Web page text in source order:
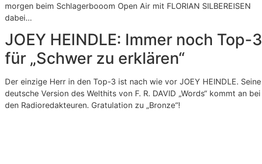
morgen beim Schlagerbooom Open Air mit FLORIAN SILBEREISEN
dabei…
JOEY HEINDLE: Immer noch Top-3
für „Schwer zu erklären“
Der einzige Herr in den Top-3 ist nach wie vor JOEY HEINDLE. Seine
deutsche Version des Welthits von F. R. DAVID „Words“ kommt an bei
den Radioredakteuren. Gratulation zu „Bronze“!